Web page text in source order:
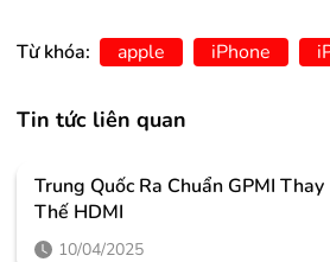
Từ khóa: apple iPhone
Tin tức liên quan
Trung Quốc Ra Chuẩn GPMI Thay
Thế HDMI
10/04/2025